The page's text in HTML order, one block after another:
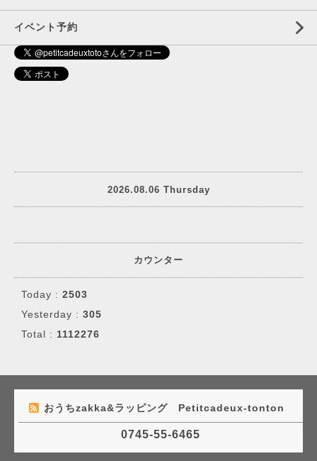
イベント予約
2026.08.06 Thursday
カウンター
Today : 2503
Yesterday : 305
Total : 1112276
おうちzakka&ラッピング Petitcadeux-tonton
0745-55-6465